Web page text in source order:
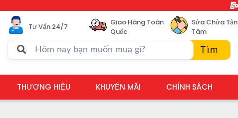
Tư Vấn 24/7
Giao Hàng Toàn
Quốc
Sửa Chửa Tận
Tâm
Tìm
THƯƠNG HIỆU KHUYẾN MÃI CHÍNH SÁCH